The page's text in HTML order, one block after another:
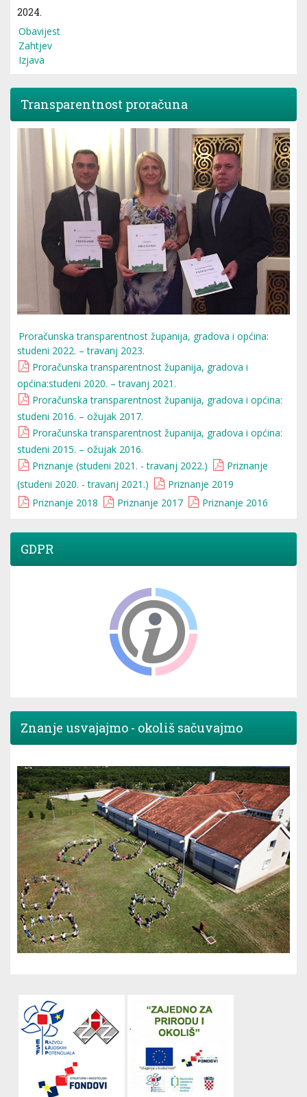
2024.
Obavijest
Zahtjev
Izjava
Transparentnost proračuna
Proračunska transparentnost županija, gradova i općina:
studeni 2022. – travanj 2023.
Proračunska transparentnost županija, gradova i
općina:studeni 2020. – travanj 2021.
Proračunska transparentnost županija, gradova i općina:
studeni 2016. – ožujak 2017.
Proračunska transparentnost županija, gradova i općina:
studeni 2015. – ožujak 2016.
Priznanje (studeni 2021. - travanj 2022.)
Priznanje
(studeni 2020. - travanj 2021.)
Priznanje 2019
Priznanje 2018
Priznanje 2017 Priznanje 2016
GDPR
Znanje usvajajmo - okoliš sačuvajmo